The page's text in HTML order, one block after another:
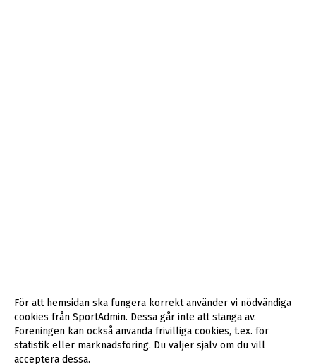
För att hemsidan ska fungera korrekt använder vi nödvändiga
cookies från SportAdmin. Dessa går inte att stänga av.
Föreningen kan också använda frivilliga cookies, t.ex. för
statistik eller marknadsföring. Du väljer själv om du vill
acceptera dessa.